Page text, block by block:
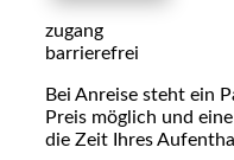
zugang
barrierefrei
Bei Anreise steht ein
Preis möglich und
die Zeit Ihres